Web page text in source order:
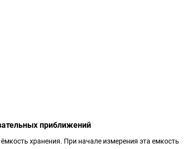
приближений
хранения. При начале измерения эта емкость